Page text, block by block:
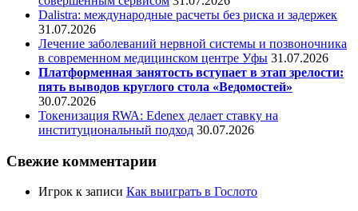
Dalistra: международные расчеты без риска и задержек
31.07.2026
Лечение заболеваний нервной системы и позвоночника
в современном медицинском центре Уфы 31.07.2026
Платформенная занятость вступает в этап зрелости:
пять выводов круглого стола «Ведомостей»
30.07.2026
Токенизация RWA: Edenex делает ставку на
институциональный подход 30.07.2026
Свежие комментарии
Игрок к записи Как выиграть в Гослото